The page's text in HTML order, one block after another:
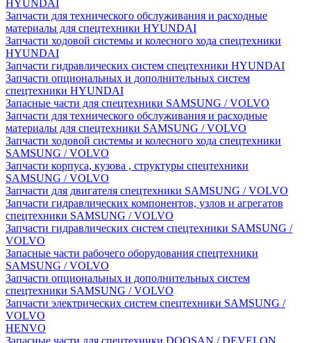
HYUNDAI
Запчасти для технического обслуживания и расходные
материалы для спецтехники HYUNDAI
Запчасти ходовой системы и колесного хода спецтехники
HYUNDAI
Запчасти гидравлических систем спецтехники HYUNDAI
Запчасти опциональных и дополнительных систем
спецтехники HYUNDAI
Запасные части для спецтехники SAMSUNG / VOLVO
Запчасти для технического обслуживания и расходные
материалы для спецтехники SAMSUNG / VOLVO
Запчасти ходовой системы и колесного хода спецтехники
SAMSUNG / VOLVO
Запчасти корпуса, кузова , структуры спецтехники
SAMSUNG / VOLVO
Запчасти для двигателя спецтехники SAMSUNG / VOLVO
Запчасти гидравлических компонентов, узлов и агрегатов
спецтехники SAMSUNG / VOLVO
Запчасти гидравлических систем спецтехники SAMSUNG /
VOLVO
Запасные части рабочего оборудования спецтехники
SAMSUNG / VOLVO
Запчасти опциональных и дополнительных систем
спецтехники SAMSUNG / VOLVO
Запчасти электрических систем спецтехники SAMSUNG /
VOLVO
HENVO
Запасные части для спецтехники DOOSAN / DEVELON